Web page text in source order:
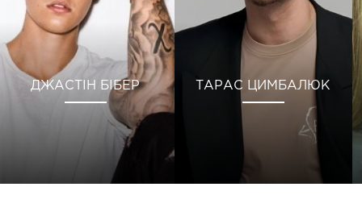
ДЖАСТІН БІБЕР ТАРАС ЦИМБАЛЮК